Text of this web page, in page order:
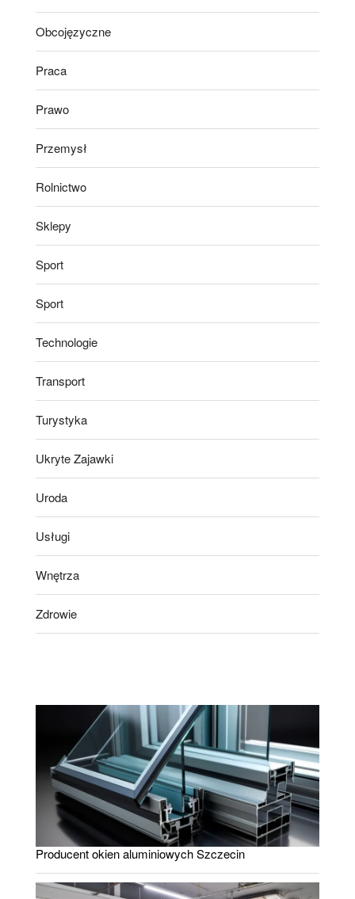
Obcojęzyczne
Praca
Prawo
Przemysł
Rolnictwo
Sklepy
Sport
Sport
Technologie
Transport
Turystyka
Ukryte Zajawki
Uroda
Usługi
Wnętrza
Zdrowie
Producent okien aluminiowych Szczecin